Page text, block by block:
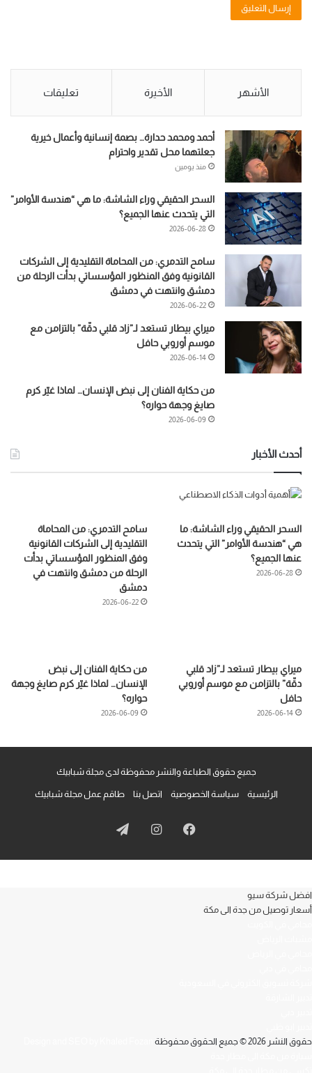
الأشهر الأخيرة تعليقات
أحمد ومحمد حدارة… بصمة إنسانية وأعمال خيرية
جعلتهما محل تقدير واحترام
منذ يومين
السحر الحقيقي وراء الشاشة: ما هي “هندسة الأوامر”
التي يتحدث عنها الجميع؟
2026-06-28
سامح التدمري: من المحاماة التقليدية إلى الشركات
القانونية وفق المنظور المؤسساتي بدأت الرحلة من
دمشق وانتهت في دمشق
2026-06-22
ميراي بيطار تستعد لـ”زاد قلبي دقّة” بالتزامن مع
موسم أوروبي حافل
2026-06-14
من حكاية الفنان إلى نبض الإنسان… لماذا غيّر كرم
صايغ وجهة حواره؟
2026-06-09
أحدث الأخبار
السحر الحقيقي وراء الشاشة: ما
هي “هندسة الأوامر” التي يتحدث
عنها الجميع؟
2026-06-28
سامح التدمري: من المحاماة
التقليدية إلى الشركات القانونية
وفق المنظور المؤسساتي بدأت
الرحلة من دمشق وانتهت في
دمشق
2026-06-22
ميراي بيطار تستعد لـ”زاد قلبي
دقّة” بالتزامن مع موسم أوروبي
حافل
2026-06-14
من حكاية الفنان إلى نبض
الإنسان… لماذا غيّر كرم صايغ وجهة
حواره؟
2026-06-09
جميع حقوق الطباعة والنشر محفوظة لدى مجلة شبابيك
الرئيسية سياسة الخصوصية اتصل بنا طاقم عمل مجلة شبابيك
فيسبوكانستقرامتيلقرام
افضل شركة سيو
أسعار توصيل من جدة الى مكة
حقوق النشر 2026 © جميع الحقوق محفوظة